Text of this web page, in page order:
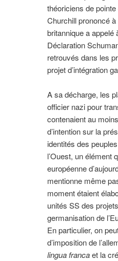
théoriciens de
Churchill prononcé
britannique a appelé
Déclaration
retrouvés dans les
projet d’intégration
A sa décharge, les
officier nazi pour
contenaient au
d’intention sur la
identités des
l’Ouest, un élément
européenne
mentionne même
moment étaient
unités SS des
germanisation de
En particulier, on
d’imposition de
lingua francaet la